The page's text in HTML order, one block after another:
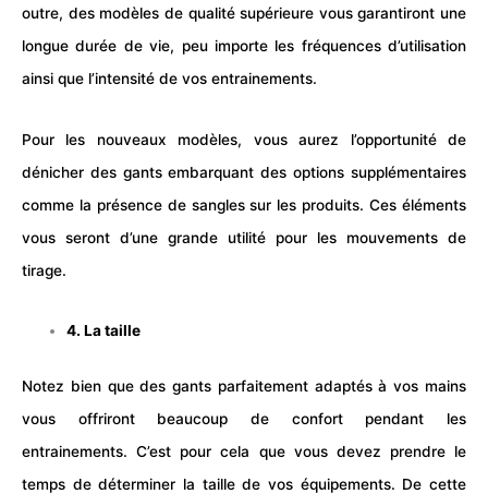
outre, des modèles de qualité supérieure vous garantiront une
longue durée de vie, peu importe les fréquences d’utilisation
ainsi que l’intensité de vos entrainements.
Pour les nouveaux modèles, vous aurez l’opportunité de
dénicher des gants embarquant des options supplémentaires
comme la présence de sangles sur les produits. Ces éléments
vous seront d’une grande utilité pour les mouvements de
tirage.
4. La taille
Notez bien que des gants parfaitement adaptés à vos mains
vous offriront beaucoup de confort pendant les
entrainements. C’est pour cela que vous devez prendre le
temps de déterminer la taille de vos équipements. De cette